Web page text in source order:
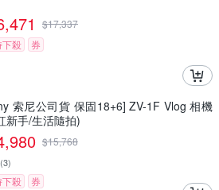
$17,337
下殺
券
索尼公司貨 保固18+6] ZV-1F Vlog 相機
新手/生活隨拍)
$15,768
(3)
下殺 券